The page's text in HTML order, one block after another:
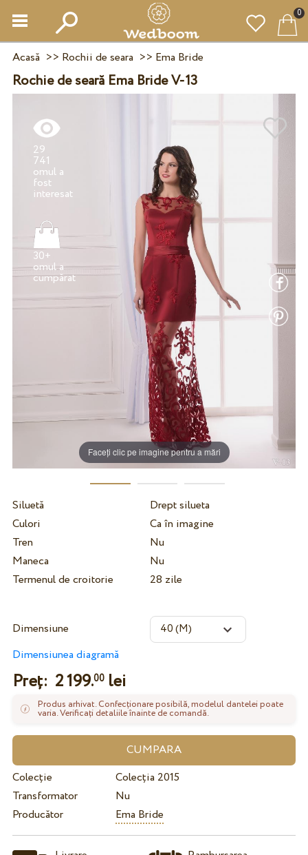
0
Acasă >> Rochii de seara >> Ema Bride
Rochie de seară Ema Bride V-13
Faceți clic pe imagine pentru a mări
29
741
omul a
fost
30+
omul a
Siluetă
Drept silueta
Culori
Ca în imagine
Tren
Nu
Maneca
Nu
Termenul de croitorie
28 zile
Dimensiune
Dimensiunea diagramă
Preț: 2 199.00lei
Produs arhivat. Confecționare posibilă, modelul dantelei poate
varia. Verificați detaliile înainte de comandă.
Colecție
Colecția 2015
Transformator
Nu
Producător
Ema Bride